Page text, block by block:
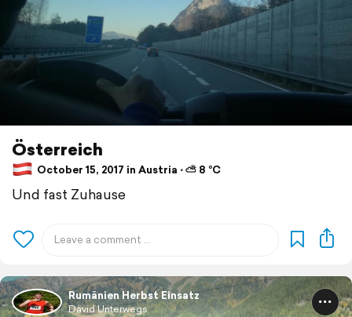
Österreich
October 15, 2017 in Austria ⋅ ⛅ 8 °C
Und fast Zuhause
Rumänien Herbst Einsatz
David Unterwegs